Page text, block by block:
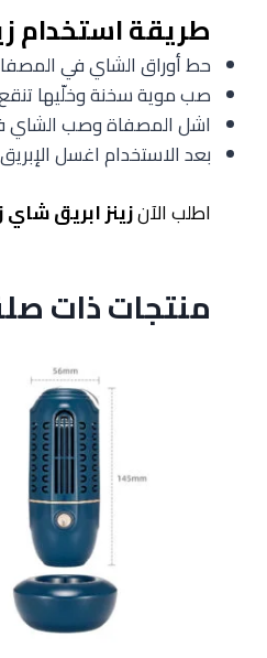
طريقة استخدام
حط أوراق الشاي في
صب موية سخنة وخلّيها
اشل المصفاة وصب الشاي
بعد الاستخدام اغسل
اطلب الآنزينز ابريق
منتجات ذات